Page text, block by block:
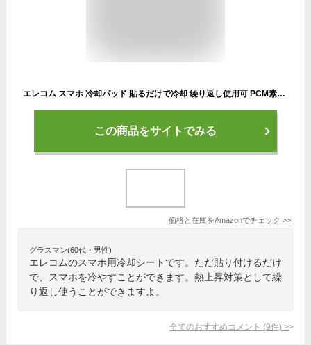
エレコム スマホ 冷却パッド 貼るだけで冷却 繰り返し使用可 PCM素材 熱吸収最大7.6℃ 持続時間60分 結露しない [ゲームや動画撮影中の熱上昇を防ぐ] ライトブルー P-SMPT01BU
この商品をサイトでみる
価格と在庫をAmazonでチェック >>
グラスマン(60代・男性)
エレコムのスマホ用冷却シートです。ただ貼り付けるだけ
で、スマホを冷やすことができます。熱上昇対策として繰
り返し使うことができますよ。
全てのおすすめコメント (9件) >